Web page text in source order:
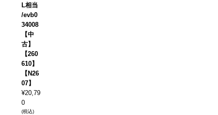
L相当
/evb0
34008
【中
古】
【260
610】
【N26
07】
¥20,79
0
(税込)